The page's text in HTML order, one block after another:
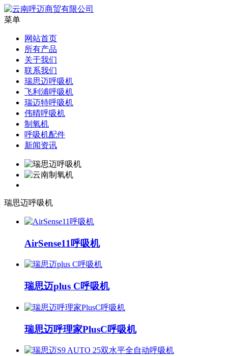
菜单
网站首页
所有产品
关于我们
联系我们
瑞思迈呼吸机
飞利浦呼吸机
瑞迈特呼吸机
伟晴呼吸机
制氧机
呼吸机配件
新闻资讯
瑞思迈呼吸机
AirSense11呼吸机
瑞思迈plus C呼吸机
瑞思迈呼理家PlusC呼吸机